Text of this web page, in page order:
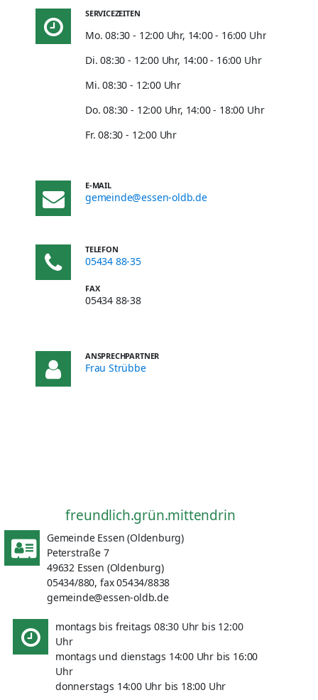
SERVICEZEITEN
Mo. 08:30 - 12:00 Uhr, 14:00 - 16:00 Uhr
Di. 08:30 - 12:00 Uhr, 14:00 - 16:00 Uhr
Mi. 08:30 - 12:00 Uhr
Do. 08:30 - 12:00 Uhr, 14:00 - 18:00 Uhr
Fr. 08:30 - 12:00 Uhr
E-MAIL
gemeinde@essen-oldb.de
TELEFON
05434 88-35
FAX
05434 88-38
ANSPRECHPARTNER
Frau Strübbe
freundlich.grün.mittendrin
Gemeinde Essen (Oldenburg)
Peterstraße 7
49632 Essen (Oldenburg)
05434/880, fax 05434/8838
gemeinde@essen-oldb.de
montags bis freitags 08:30 Uhr bis 12:00
Uhr
montags und dienstags 14:00 Uhr bis 16:00
Uhr
donnerstags 14:00 Uhr bis 18:00 Uhr